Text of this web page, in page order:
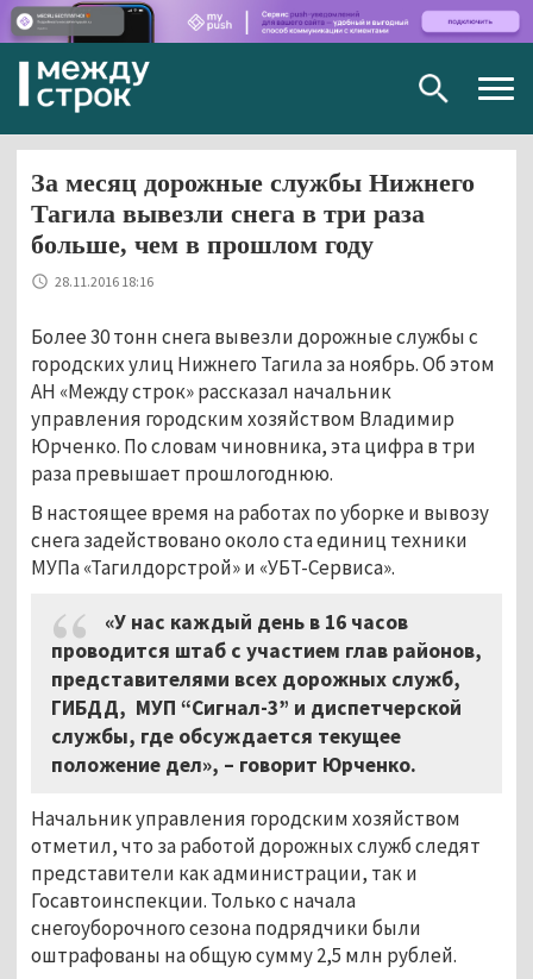
За месяц дорожные службы Нижнего
Тагила вывезли снега в три раза
больше, чем в прошлом году
28.11.2016 18:16
Более 30 тонн снега вывезли дорожные службы с
городских улиц Нижнего Тагила за ноябрь. Об этом
АН «Между строк» рассказал начальник
управления городским хозяйством Владимир
Юрченко. По словам чиновника, эта цифра в три
раза превышает прошлогоднюю.
В настоящее время на работах по уборке и вывозу
снега задействовано около ста единиц техники
МУПа «Тагилдорстрой» и «УБТ-Сервиса».
«У нас каждый день в 16 часов
проводится штаб с участием глав районов,
представителями всех дорожных служб,
ГИБДД, МУП “Сигнал-3” и диспетчерской
службы, где обсуждается текущее
положение дел», – говорит Юрченко.
Начальник управления городским хозяйством
отметил, что за работой дорожных служб следят
представители как администрации, так и
Госавтоинспекции. Только с начала
снегоуборочного сезона подрядчики были
оштрафованы на общую сумму 2,5 млн рублей.